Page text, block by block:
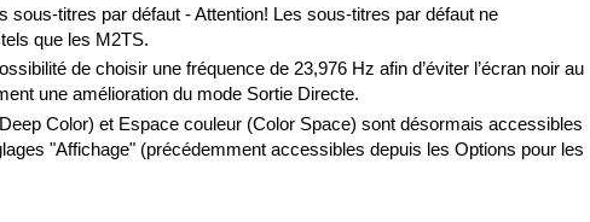
sous-titres par défaut - Attention! Les sous-titres par défaut ne
que les M2TS.
de choisir une fréquence de 23,976 Hz afin d’éviter l’écran noir au
une amélioration du mode Sortie Directe.
Color) et Espace couleur (Color Space) sont désormais accessibles
"Affichage" (précédemment accessibles depuis les Options pour les